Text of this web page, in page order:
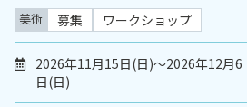
美術 募集 ワークショップ
2026年11月15日(日)～2026年12月6
日(日)